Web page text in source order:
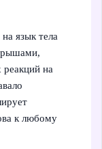
язык тела
реакций на
к любому